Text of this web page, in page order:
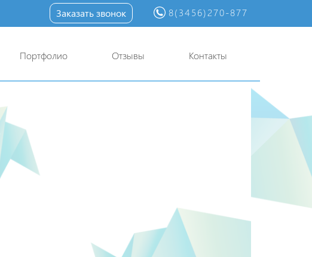
8(3456)270-877
Заказать звонок
Портфолио Отзывы Контакты